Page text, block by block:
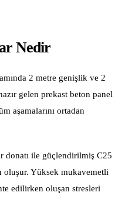
Nedir
2 metre genişlik ve 2
gelen prekast beton panel
aşamalarını ortadan
donatı ile güçlendirilmiş C25
oluşur. Yüksek mukavemetli
edilirken oluşan stresleri